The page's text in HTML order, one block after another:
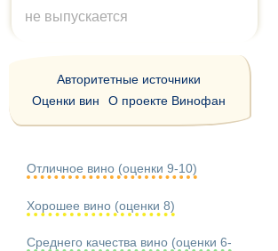
не выпускается
Авторитетные источники
Оценки вин
О проекте Винофан
Отличное вино (оценки 9-10)
Хорошее вино (оценки 8)
Среднего качества вино (оценки 6-